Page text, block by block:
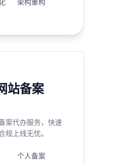
站备案
案代办服务，快速
规上线无忧。
个人备案